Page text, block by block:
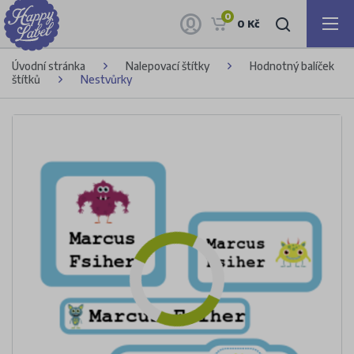
0
0 Kč
Úvodní stránka Nalepovací štítky
Hodnotný balíček
štítků
Nestvůrky